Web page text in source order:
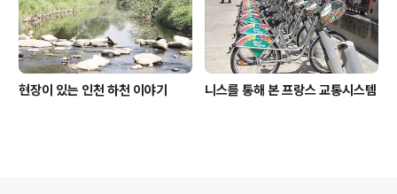
현장이 있는 인천 하천 이야기 니스를 통해 본 프랑스 교통시스템